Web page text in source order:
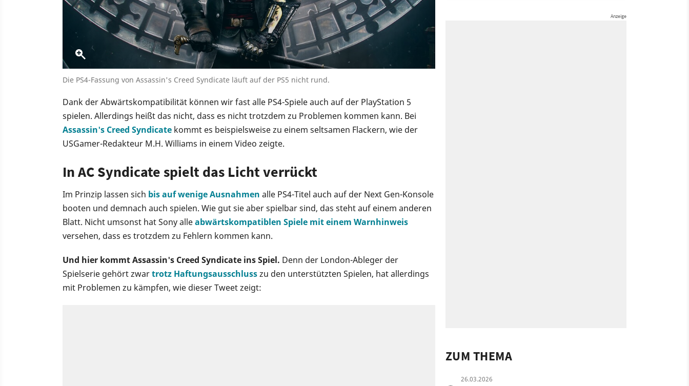
Die PS4-Fassung von Assassin's Creed Syndicate läuft auf der PS5 nicht rund.
Dank der Abwärtskompatibilität können wir fast alle PS4-Spiele auch auf der PlayStation 5
spielen. Allerdings heißt das nicht, dass es nicht trotzdem zu Problemen kommen kann. Bei
Assassin's Creed Syndicate kommt es beispielsweise zu einem seltsamen Flackern, wie der
USGamer-Redakteur M.H. Williams in einem Video zeigte.
In AC Syndicate spielt das Licht verrückt
Im Prinzip lassen sich bis auf wenige Ausnahmen alle PS4-Titel auch auf der Next Gen-Konsole
booten und demnach auch spielen. Wie gut sie aber spielbar sind, das steht auf einem anderen
Blatt. Nicht umsonst hat Sony alleabwärtskompatiblen Spiele mit einem Warnhinweis
versehen, dass es trotzdem zu Fehlern kommen kann.
Und hier kommt Assassin's Creed Syndicate ins Spiel. Denn der London-Ableger der
Spielserie gehört zwartrotz Haftungsausschlusszu den unterstützten Spielen, hat allerdings
mit Problemen zu kämpfen, wie dieser Tweet zeigt:
ZUM THEMA
26.03.2026